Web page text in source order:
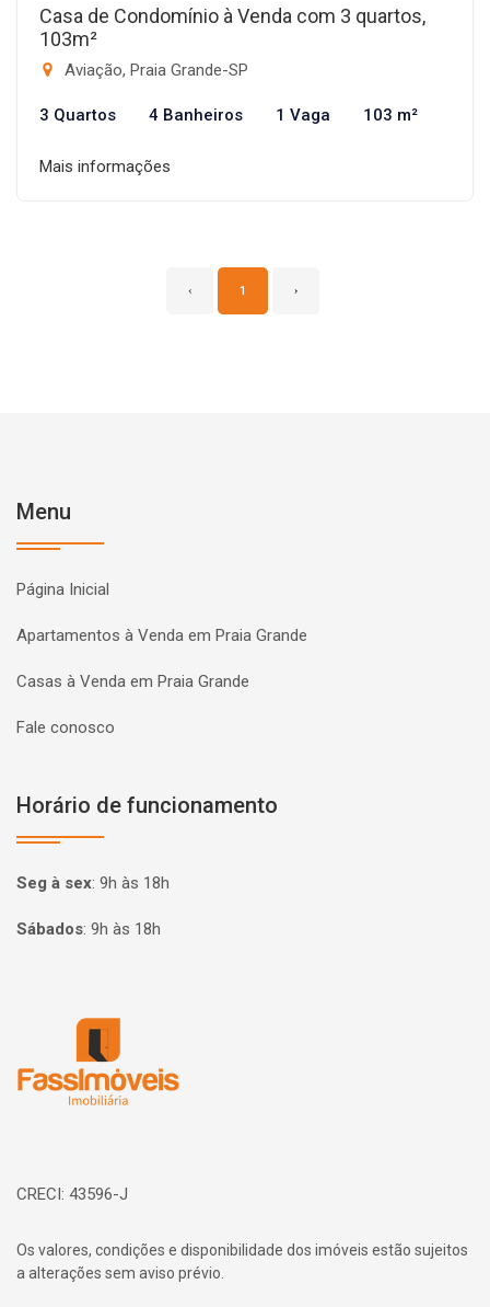
Casa de Condomínio à Venda com 3 quartos,
103m²
Aviação, Praia Grande-SP
3 Quartos 4 Banheiros 1 Vaga 103 m²
Mais informações
‹ 1 ›
Menu
Página Inicial
Apartamentos à Venda em Praia Grande
Casas à Venda em Praia Grande
Fale conosco
Horário de funcionamento
Seg à sex: 9h às 18h
Sábados: 9h às 18h
CRECI: 43596-J
Os valores, condições e disponibilidade dos imóveis estão sujeitos
a alterações sem aviso prévio.